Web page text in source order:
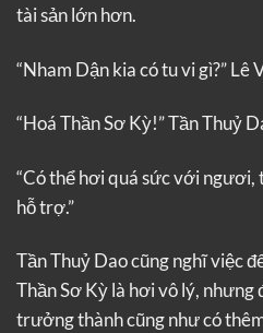
tài sản lớn hơn.
“Nham Dận kia có tu vi gì?” Lê
“Hoá Thần Sơ Kỳ!” Tần Thuỷ
“Có thể hơi quá sức với ngươi,
hỗ trợ.”
Tần Thuỷ Dao cũng nghĩ việc
Thần Sơ Kỳ là hơi vô lý, nhưng
trưởng thành cũng như có